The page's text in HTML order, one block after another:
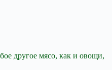
другое мясо, как и овощи,